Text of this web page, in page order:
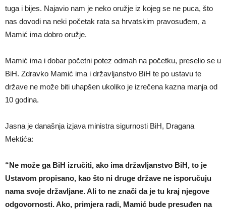
tuga i bijes. Najavio nam je neko oružje iz kojeg se ne puca, što
nas dovodi na neki početak rata sa hrvatskim pravosuđem, a
Mamić ima dobro oružje.
Mamić ima i dobar početni potez odmah na početku, preselio se u
BiH. Zdravko Mamić ima i državljanstvo BiH te po ustavu te
države ne može biti uhapšen ukoliko je izrečena kazna manja od
10 godina.
Jasna je današnja izjava ministra sigurnosti BiH, Dragana
Mektića:
“Ne može ga BiH izručiti, ako ima državljanstvo BiH, to je
Ustavom propisano, kao što ni druge države ne isporučuju
nama svoje državljane. Ali to ne znači da je tu kraj njegove
odgovornosti. Ako, primjera radi, Mamić bude presuđen na